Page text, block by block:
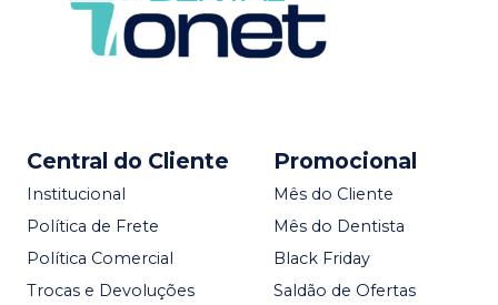
Central do Cliente
Institucional
Política de Frete
Política Comercial
Trocas e Devoluções
Promocional
Mês do Cliente
Mês do Dentista
Black Friday
Saldão de Ofertas